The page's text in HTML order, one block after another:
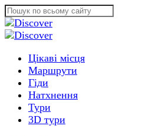
Цікаві місця
Маршрути
Гіди
Натхнення
Тури
3D тури